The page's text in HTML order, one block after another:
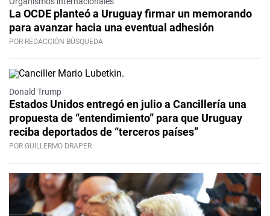
La OCDE planteó a Uruguay firmar un memorando
para avanzar hacia una eventual adhesión
POR REDACCIÓN BÚSQUEDA
Donald Trump
Estados Unidos entregó en julio a Cancillería una
propuesta de “entendimiento” para que Uruguay
reciba deportados de “terceros países”
POR GUILLERMO DRAPER